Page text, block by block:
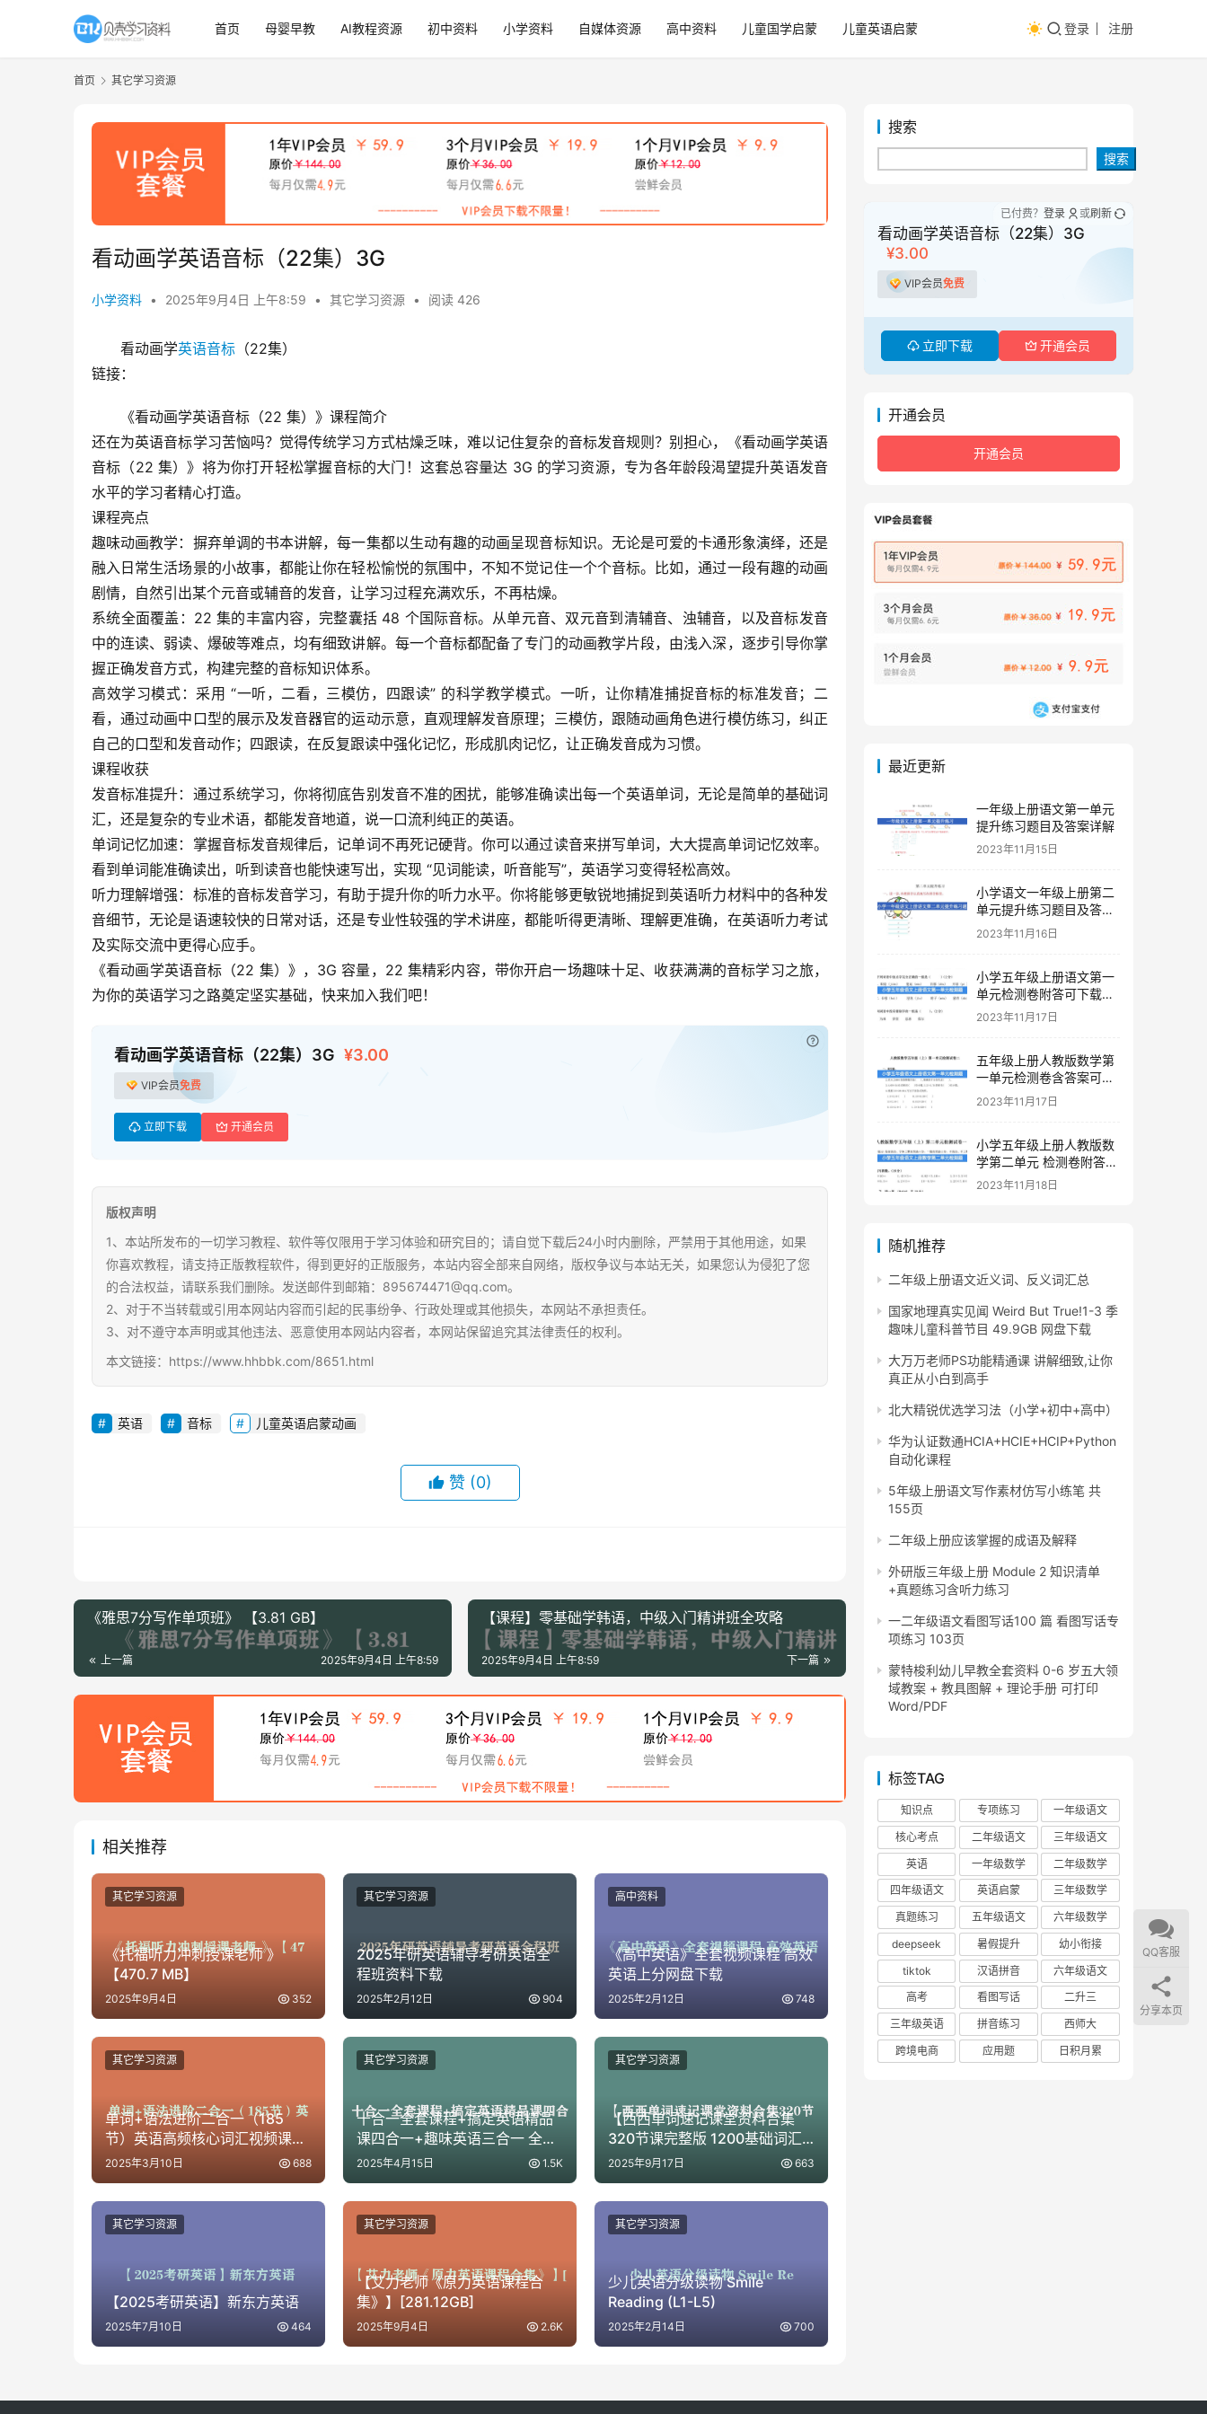
首页 母婴早教 AI教程资源 初中资料 小学资料 自媒体资源 高中资料 儿童国学启蒙 儿童英语启蒙 登录 注册
首页 其它学习资源
看动画学英语音标（22集）3G
小学资料 • 2025年9月4日 上午8:59 • 其它学习资源 • 阅读 426
看动画学英语音标 （22集）
链接：
《看动画学英语音标（22 集）》课程简介
还在为英语音标学习苦恼吗？觉得传统学习方式枯燥乏味，难以记住复杂的音标发音规则？别担心，《看动画学英语
音标（22 集）》将为你打开轻松掌握音标的大门！这套总容量达 3G 的学习资源，专为各年龄段渴望提升英语发音
水平的学习者精心打造。
课程亮点
趣味动画教学：摒弃单调的书本讲解，每一集都以生动有趣的动画呈现音标知识。无论是可爱的卡通形象演绎，还是
融入日常生活场景的小故事，都能让你在轻松愉悦的氛围中，不知不觉记住一个个音标。比如，通过一段有趣的动画
剧情，自然引出某个元音或辅音的发音，让学习过程充满欢乐，不再枯燥。
系统全面覆盖：22 集的丰富内容，完整囊括 48 个国际音标。从单元音、双元音到清辅音、浊辅音，以及音标发音
中的连读、弱读、爆破等难点，均有细致讲解。每一个音标都配备了专门的动画教学片段，由浅入深，逐步引导你掌
握正确发音方式，构建完整的音标知识体系。
高效学习模式：采用 “一听，二看，三模仿，四跟读” 的科学教学模式。一听，让你精准捕捉音标的标准发音；二
看，通过动画中口型的展示及发音器官的运动示意，直观理解发音原理；三模仿，跟随动画角色进行模仿练习，纠正
自己的口型和发音动作；四跟读，在反复跟读中强化记忆，形成肌肉记忆，让正确发音成为习惯。
课程收获
发音标准提升：通过系统学习，你将彻底告别发音不准的困扰，能够准确读出每一个英语单词，无论是简单的基础词
汇，还是复杂的专业术语，都能发音地道，说一口流利纯正的英语。
单词记忆加速：掌握音标发音规律后，记单词不再死记硬背。你可以通过读音来拼写单词，大大提高单词记忆效率。
看到单词能准确读出，听到读音也能快速写出，实现 “见词能读，听音能写”，英语学习变得轻松高效。
听力理解增强：标准的音标发音学习，有助于提升你的听力水平。你将能够更敏锐地捕捉到英语听力材料中的各种发
音细节，无论是语速较快的日常对话，还是专业性较强的学术讲座，都能听得更清晰、理解更准确，在英语听力考试
及实际交流中更得心应手。
《看动画学英语音标（22 集）》，3G 容量，22 集精彩内容，带你开启一场趣味十足、收获满满的音标学习之旅，
为你的英语学习之路奠定坚实基础，快来加入我们吧！
看动画学英语音标（22集）3G ¥3.00
VIP会员免费
立即下载 开通会员
版权声明
1、本站所发布的一切学习教程、软件等仅限用于学习体验和研究目的；请自觉下载后24小时内删除，严禁用于其他用途，如果
你喜欢教程，请支持正版教程软件，得到更好的正版服务，本站内容全部来自网络，版权争议与本站无关，如果您认为侵犯了您
的合法权益，请联系我们删除。发送邮件到邮箱：895674471@qq.com。
2、对于不当转载或引用本网站内容而引起的民事纷争、行政处理或其他损失，本网站不承担责任。
3、对不遵守本声明或其他违法、恶意使用本网站内容者，本网站保留追究其法律责任的权利。
本文链接：https://www.hhbbk.com/8651.html
英语 音标 儿童英语启蒙动画
赞 (0)
《雅思7分写作单项班》 【3.81 GB】
上一篇 2025年9月4日 上午8:59
【课程】零基础学韩语，中级入门精讲班全攻略
下一篇
2025年9月4日 上午8:59
相关推荐
《托福听力冲刺授课老师 》
【470.7 MB】
2025年9月4日 352
其它学习资源
2025年研英语辅导考研英语全
程班资料下载
2025年2月12日 904
其它学习资源
《高中英语》全套视频课程 高效
英语上分网盘下载
2025年2月12日 748
高中资料
单词+语法进阶二合一（185
节）英语高频核心词汇视频课下
载
2025年3月10日 688
其它学习资源
十合一全套课程+搞定英语精品
课四合一+趣味英语三合一 全套
视频课程及配套电子版资料
2025年4月15日 1.5K
其它学习资源
【西西单词速记课堂资料合集
320节课完整版 1200基础词汇
+4300考研词汇+6000词根
2025年9月17日 663
其它学习资源
【2025考研英语】新东方英语
2025年7月10日 464
其它学习资源
【艾力老师《原力英语课程合
集》】[281.12GB]
2025年9月4日 2.6K
其它学习资源
少儿英语分级读物 Smile
Reading (L1-L5)
2025年2月14日 700
其它学习资源
搜索
搜索
看动画学英语音标（22集）3G
¥3.00
VIP会员免费
立即下载 开通会员
已付费？ 登录 或刷新
开通会员
开通会员
最近更新
一年级上册语文第一单元
提升练习题目及答案详解
2023年11月15日
小学语文一年级上册第二
单元提升练习题目及答案
下载
2023年11月16日
小学五年级上册语文第一
单元检测卷附答可下载打
印
2023年11月17日
五年级上册人教版数学第
一单元检测卷含答案可下
载打印
2023年11月17日
小学五年级上册人教版数
学第二单元 检测卷附答案
下载
2023年11月18日
随机推荐
二年级上册语文近义词、反义词汇总
国家地理真实见闻 Weird But True!1-3 季
趣味儿童科普节目 49.9GB 网盘下载
大万万老师PS功能精通课 讲解细致,让你
真正从小白到高手
北大精锐优选学习法（小学+初中+高中）
华为认证数通HCIA+HCIE+HCIP+Python
自动化课程
5年级上册语文写作素材仿写小练笔 共
155页
二年级上册应该掌握的成语及解释
外研版三年级上册 Module 2 知识清单
+真题练习含听力练习
一二年级语文看图写话100 篇 看图写话专
项练习 103页
蒙特梭利幼儿早教全套资料 0-6 岁五大领
域教案 + 教具图解 + 理论手册 可打印
Word/PDF
标签TAG
知识点 专项练习
一年级语文
核心考点
二年级语文
三年级语文
英语
一年级数学
二年级数学
四年级语文
英语启蒙
三年级数学
真题练习
五年级语文
六年级数学
deepseek
暑假提升
幼小衔接
tiktok
汉语拼音
六年级语文
高考
看图写话
二升三
三年级英语
拼音练习
西师大
跨境电商
应用题 日积月累
QQ客服
分享本页